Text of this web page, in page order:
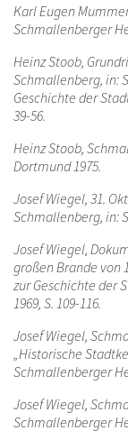
Karl Eugen
Schmallenberger
Heinz Stoob,
Schmallenberg, in:
Geschichte der
39-56.
Heinz Stoob,
Dortmund 1975.
Josef Wiegel, 31.
Schmallenberg, in:
Josef Wiegel,
großen Brande von
zur Geschichte der
1969, S. 109-116.
Josef Wiegel,
„Historische
Schmallenberger
Josef Wiegel,
Schmallenberger